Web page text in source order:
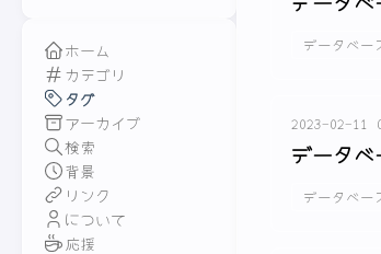
ホーム
カテゴリ
タグ
アーカイブ
検索
背景
リンク
について
応援
データベー
2023-02-11
データ
データベー